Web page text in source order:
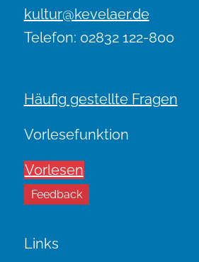
kultur@kevelaer.de
Telefon: 02832 122-800
Häufig gestellte Fragen
Vorlesefunktion
Vorlesen
Feedback
Links